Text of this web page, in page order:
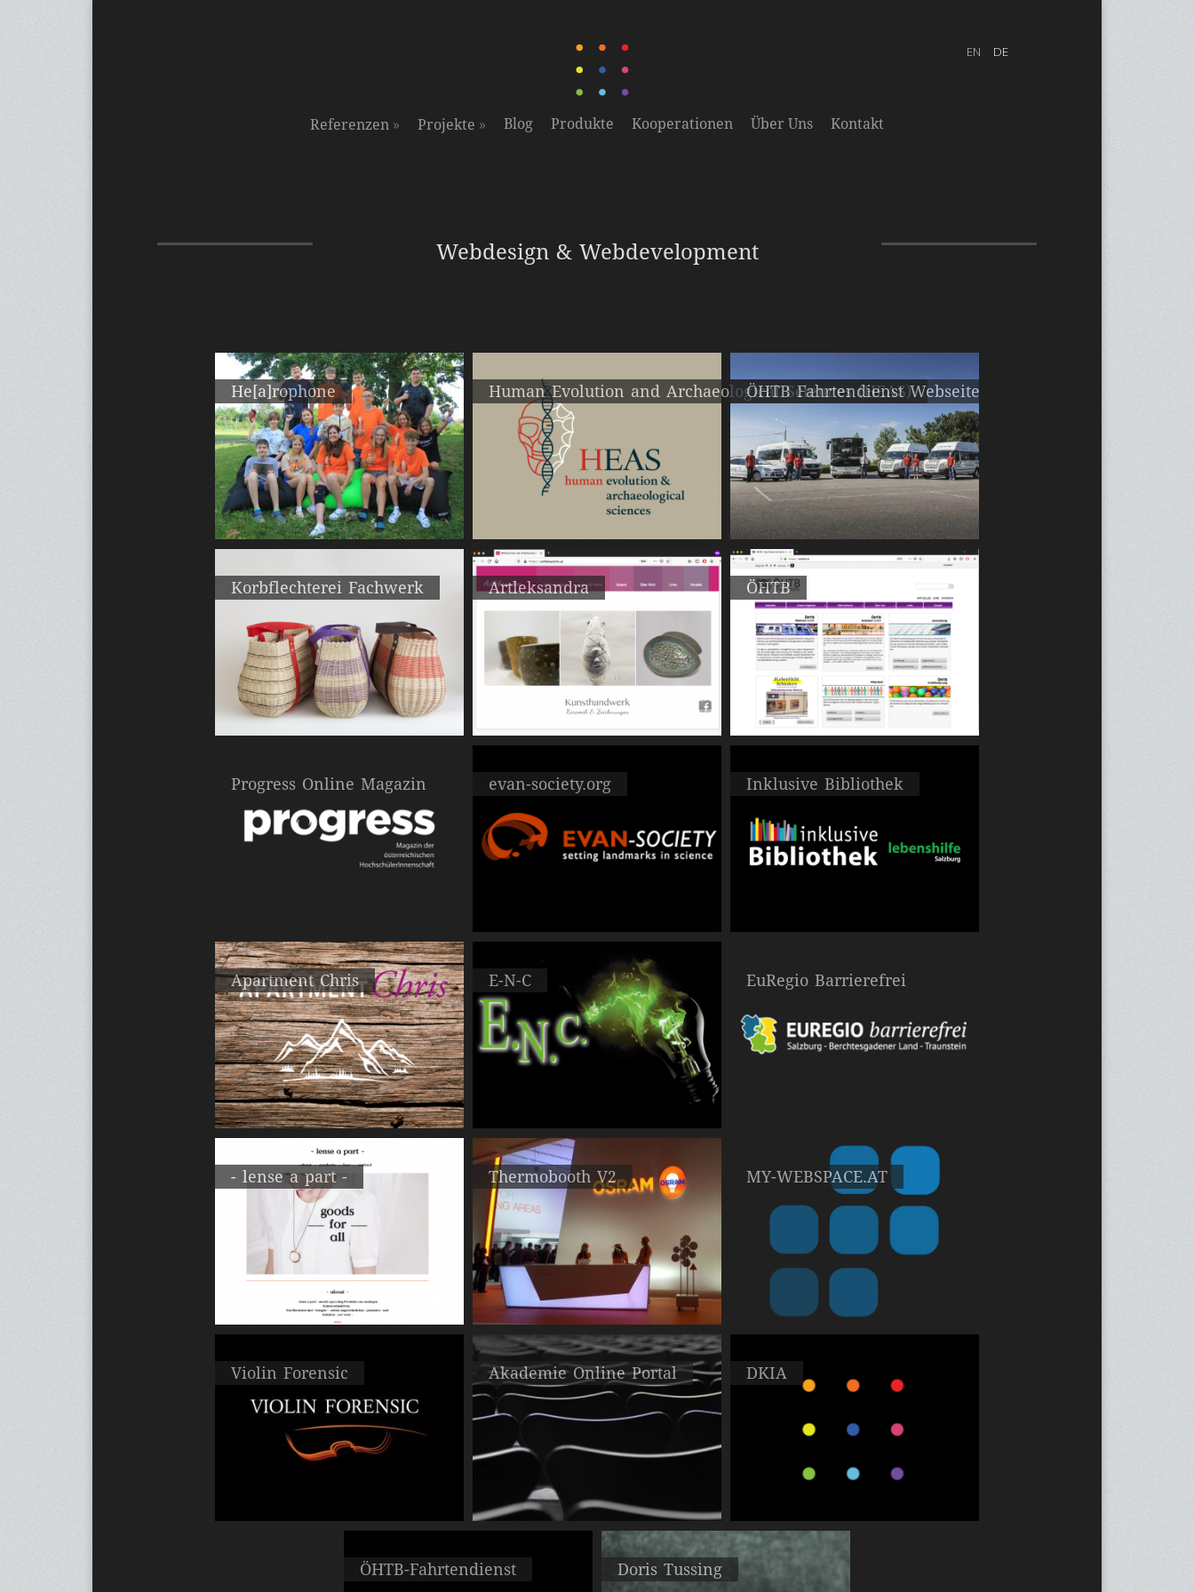
Referenzen » Projekte » Blog Produkte Kooperationen Über Uns Kontakt
Webdesign & Webdevelopment
He[a]rophone Human Evolution and Archaeological Sciences (HEAS)
ÖHTB Fahrtendienst Webseite
Korbflechterei Fachwerk Artleksandra ÖHTB
Progress Online Magazin evan-society.org Inklusive Bibliothek
Apartment Chris E-N-C EuRegio Barrierefrei
- lense a part - Thermobooth V2 MY-WEBSPACE.AT
Violin Forensic Akademie Online Portal DKIA
ÖHTB-Fahrtendienst Doris Tussing